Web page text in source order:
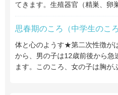
てきます。生殖器官（精巣、卵
思春期のころ（中学生のころ
体と心のようす★第二次性徴
から、男の子は12歳前後から急
ます。このころ、女の子は胸が